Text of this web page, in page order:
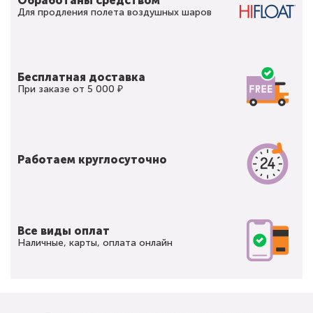
Для продления полета воздушных шаров
Бесплатная доставка
При заказе от 5 000 ₽
Работаем круглосуточно
Все виды оплат
Наличные, карты, оплата онлайн